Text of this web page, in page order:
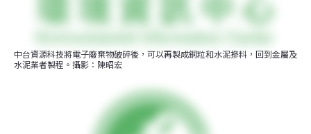
中台資源科技將電子廢棄物破碎後，可以再製成銅粒和水泥摻料，回到金屬及
水泥業者製程。攝影：陳昭宏